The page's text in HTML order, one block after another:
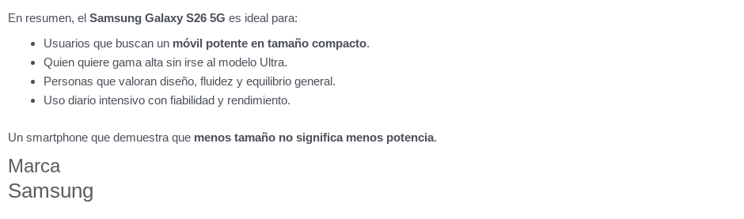
En resumen, el Samsung Galaxy S26 5G es ideal para:
Usuarios que buscan un móvil potente en tamaño compacto.
Quien quiere gama alta sin irse al modelo Ultra.
Personas que valoran diseño, fluidez y equilibrio general.
Uso diario intensivo con fiabilidad y rendimiento.
Un smartphone que demuestra que menos tamaño no significa menos potencia.
Marca
Samsung